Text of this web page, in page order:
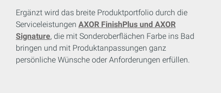
Ergänzt wird das breite Produktportfolio durch die
Serviceleistungen AXOR FinishPlus und AXOR
Signature, die mit Sonderoberflächen Farbe ins Bad
bringen und mit Produktanpassungen ganz
persönliche Wünsche oder Anforderungen erfüllen.